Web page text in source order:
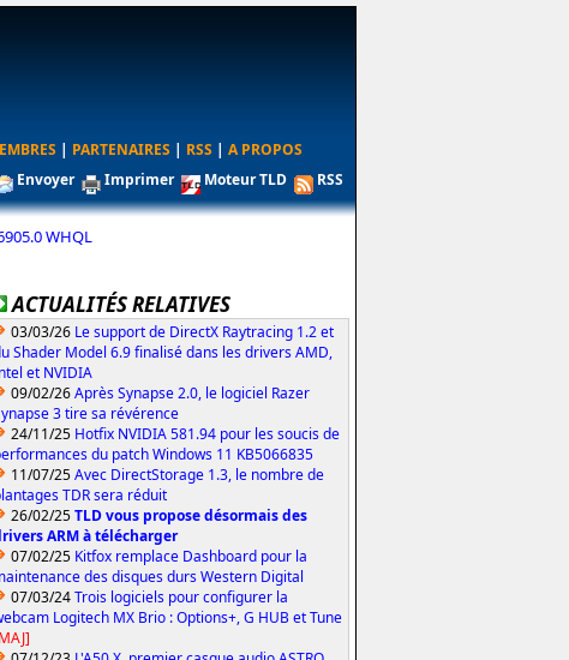
| PARTENAIRES | RSS | A PROPOS
Envoyer Imprimer Moteur TLD RSS
WHQL
ACTUALITÉS RELATIVES
03/03/26 Le support de DirectX Raytracing 1.2 et
Shader Model 6.9 finalisé dans les drivers AMD,
et NVIDIA
09/02/26Après Synapse 2.0, le logiciel Razer
3 tire sa révérence
24/11/25 Hotfix NVIDIA 581.94 pour les soucis de
du patch Windows 11 KB5066835
11/07/25Avec DirectStorage 1.3, le nombre de
TDR sera réduit
26/02/25TLD vous propose désormais des
ARM à télécharger
07/02/25 Kitfox remplace Dashboard pour la
des disques durs Western Digital
07/03/24Trois logiciels pour configurer la
Logitech MX Brio : Options+, G HUB et Tune